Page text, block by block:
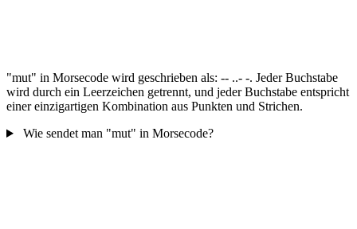
"mut" in Morsecode wird geschrieben als: -- ..- -. Jeder Buchstabe
wird durch ein Leerzeichen getrennt, und jeder Buchstabe entspricht
einer einzigartigen Kombination aus Punkten und Strichen.
Wie sendet man "mut" in Morsecode?